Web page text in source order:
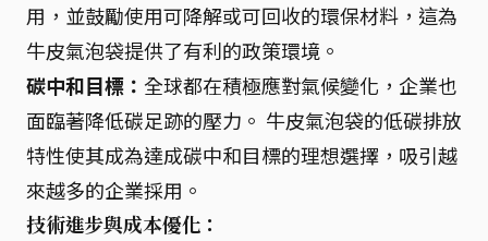
用，並鼓勵使用可降解或可回收的環保材料，這為
牛皮氣泡袋提供了有利的政策環境。
碳中和目標： 全球都在積極應對氣候變化，企業也
面臨著降低碳足跡的壓力。 牛皮氣泡袋的低碳排放
特性使其成為達成碳中和目標的理想選擇，吸引越
來越多的企業採用。
技術進步與成本優化：